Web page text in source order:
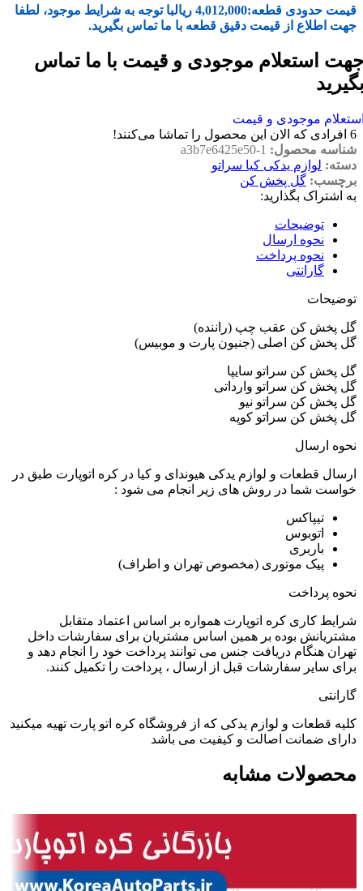
قیمت حدودی قطعه:4,012,000 ریالبا توجه به شرایط موجود، لطفا
جهت اطلاع از قیمت دقیق قطعه با ما تماس بگیرید.
استعلام موجودی و قیمت با ما تماس
موجودی و قیمت
6 افرادی که الان این محصول را تماشا می‌کنند!
شناسه محصول: a3b7e6425e50-1
دسته: لوازم یدکی کیا سراتو
برچسب: گل پخش کن
به اشتراک بگذارید:
توضیحات
نحوه ارسال
نحوه پرداخت
گارانتی
توضیحات
گل پخش کن عقب چپ (راننده)
گل پخش کن اصلی (جنیون پارت و موبیس)
گل پخش کن سراتو سایپا
گل پخش کن سراتو وارداتی
گل پخش کن سراتو نیو
گل پخش کن سراتو کوپه
نحوه ارسال
ارسال قطعات و لوازم یدکی هیوندای و کیا در کره اتوپارت طبق در
خواست شما در روش های زیر انجام می شود :
تیپاکس
اتوبوس
باربری
پیک موتوری (مخصوص تهران و اطراف)
نحوه پرداخت
شرایط کاری کره اتوپارت همواره بر اساس اعتماد متقابل
مشتریانش بوده بر همین اساس مشتریان برای سفارشات داخل
تهران هنگام دریافت جنس می توانند پرداخت خود را انجام دهد و
برای سایر سفارشات قبل از ارسال ، پرداخت را تکمیل کنند.
گارانتی
کلیه قطعات و لوازم یدکی که از فروشگاه کره اتو پارت تهیه میکنید
دارای ضمانت اصالت و کیفیت می باشد
محصولات مشابه